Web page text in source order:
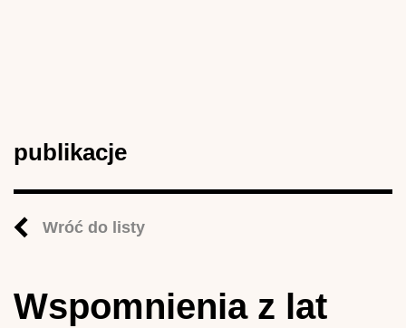
publikacje
Wróć do listy
Wspomnienia z lat